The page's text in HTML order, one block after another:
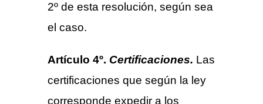
2º de esta resolución, según sea
el caso.
Artículo 4º. Certificaciones. Las
certificaciones que según la ley
corresponde expedir a los